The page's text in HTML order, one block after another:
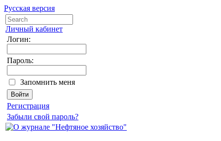
Русская версия
Личный кабинет
Логин:
Пароль:
Запомнить меня
Регистрация
Забыли свой пароль?